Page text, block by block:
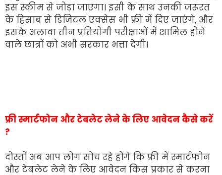
इस स्कीम से जोड़ा जाएगा। इसी के साथ उनकी जरूरत
के हिसाब से डिजिटल एक्सेस भी फ्री में दिए जाएंगे, और
इसके अलावा तीन प्रतियोगी परीक्षाओं में शामिल होने
वाले छात्रों को अभी सरकार भत्ता देगी।
फ्री स्मार्टफोन और टेबलेट लेने के लिए आवेदन कैसे करें
?
दोस्तों अब आप लोग सोच रहे होंगे कि फ्री में स्मार्टफोन
और टेबलेट लेने के लिए आवेदन किस प्रकार से करना